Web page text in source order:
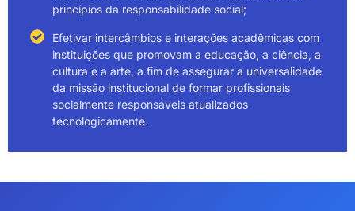
princípios da responsabilidade social;
Efetivar intercâmbios e interações acadêmicas com
instituições que promovam a educação, a ciência, a
cultura e a arte, a fim de assegurar a universalidade
da missão institucional de formar profissionais
socialmente responsáveis atualizados
tecnologicamente.